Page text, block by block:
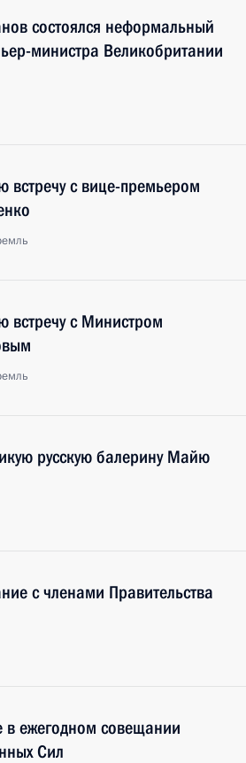
состоялся неформальный
министра Великобритании
встречу с вице-премьером
встречу с Министром
русскую балерину Майю
с членами Правительства
в ежегодном совещании
Сил